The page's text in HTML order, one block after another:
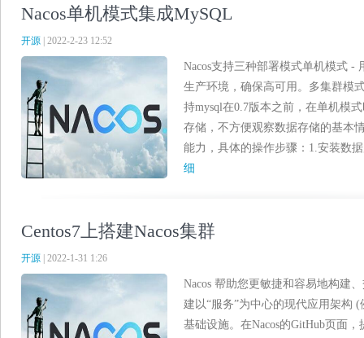
Nacos单机模式集成MySQL
开源 | 2022-2-23 12:52
Nacos支持三种部署模式单机模式 -
生产环境，确保高可用。多集群模
持mysql在0.7版本之前，在单机模
存储，不方便观察数据存储的基本
能力，具体的操作步骤：1.安装数
细
Centos7上搭建Nacos集群
开源 | 2022-1-31 1:26
Nacos 帮助您更敏捷和容易地构建
建以“服务”为中心的现代应用架构
基础设施。在Nacos的GitHub页面